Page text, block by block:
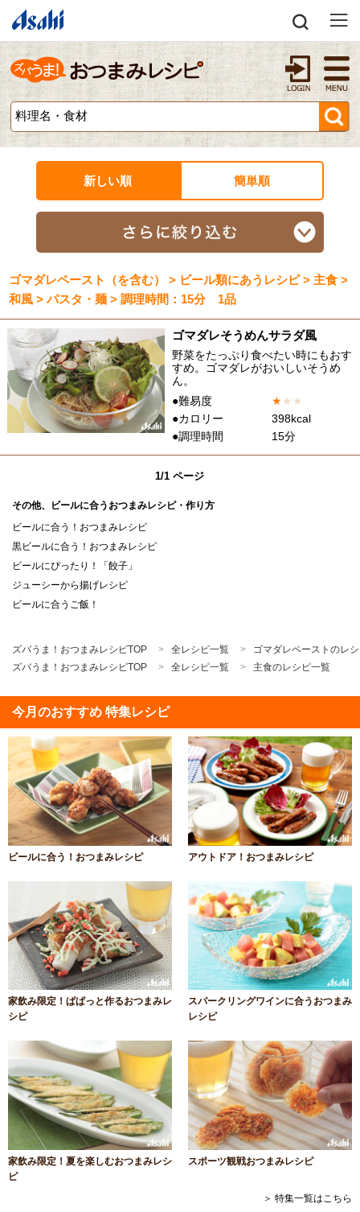
新しい順 簡単順
ゴマダレペースト（を含む） > ビール類にあうレシピ > 主食 >
和風 > パスタ・麺 > 調理時間：15分 1品
ゴマダレそうめんサラダ風
野菜をたっぷり食べたい時にもおす
すめ。ゴマダレがおいしいそうめ
ん。
●難易度
★★ ★
●カロリー
398kcal
●調理時間
15分
1/1 ページ
その他、ビールに合うおつまみレシピ・作り方
ビールに合う！おつまみレシピ
黒ビールに合う！おつまみレシピ
ビールにぴったり！「餃子」
ジューシーから揚げレシピ
ビールに合うご飯！
ズバうま！おつまみレシピTOP 全レシピ一覧
ゴマダレペーストのレ
ズバうま！おつまみレシピTOP
全レシピ一覧 主食のレシピ一覧
今月のおすすめ 特集レシピ
ビールに合う！おつまみレシピ アウトドア！おつまみレシピ
家飲み限定！ぱぱっと作るおつまみレ
シピ
スパークリングワインに合うおつまみ
レシピ
家飲み限定！夏を楽しむおつまみレシ
ピ
スポーツ観戦おつまみレシピ
＞ 特集一覧はこちら